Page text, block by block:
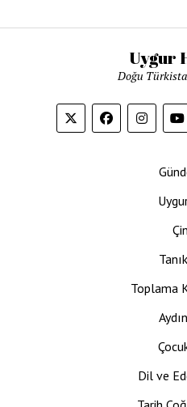
Uygur
Doğu
Çin
Toplama
Dil ve